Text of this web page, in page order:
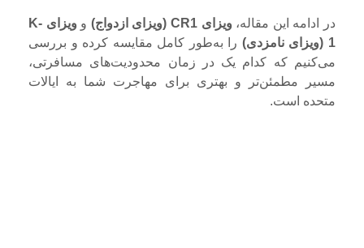
در ادامه این مقاله، ویزای CR1 (ویزای ازدواج) و
ویزای K-
1 (ویزای نامزدی)
را به‌طور کامل مقایسه کرده و بررسی
می‌کنیم که کدام یک در زمان محدودیت‌های مسافرتی،
مسیر مطمئن‌تر و بهتری برای مهاجرت شما به ایالات
متحده است.